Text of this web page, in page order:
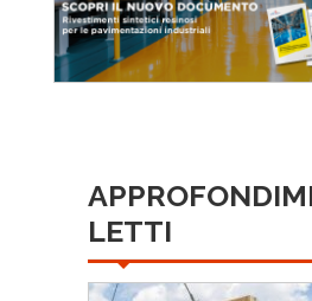
LETTI